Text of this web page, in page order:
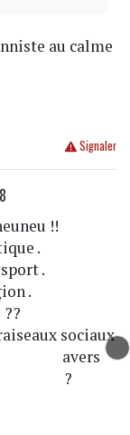
au calme
Signaler
!!
.
.
.
sociaux
a travers
genres ?